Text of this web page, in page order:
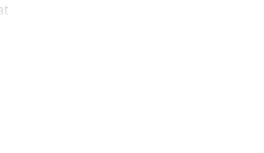
de parole efficacement